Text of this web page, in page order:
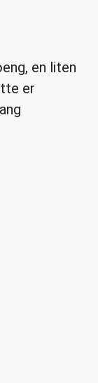
en liten
er